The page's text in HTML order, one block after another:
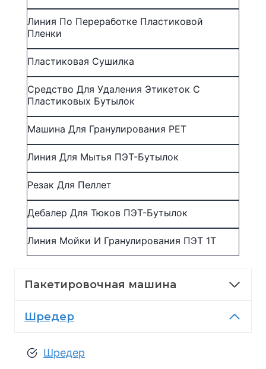
Линия По Переработке Пластиковой
Пленки
Пластиковая Сушилка
Средство Для Удаления Этикеток С
Пластиковых Бутылок
Машина Для Гранулирования PET
Линия Для Мытья ПЭТ-Бутылок
Резак Для Пеллет
Дебалер Для Тюков ПЭТ-Бутылок
Линия Мойки И Гранулирования ПЭТ 1Т
Пакетировочная машина
Шредер
Шредер